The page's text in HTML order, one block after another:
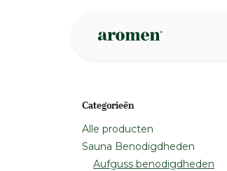
Categorieën
Alle producten
Sauna Benodigdheden
Aufguss benodigdheden